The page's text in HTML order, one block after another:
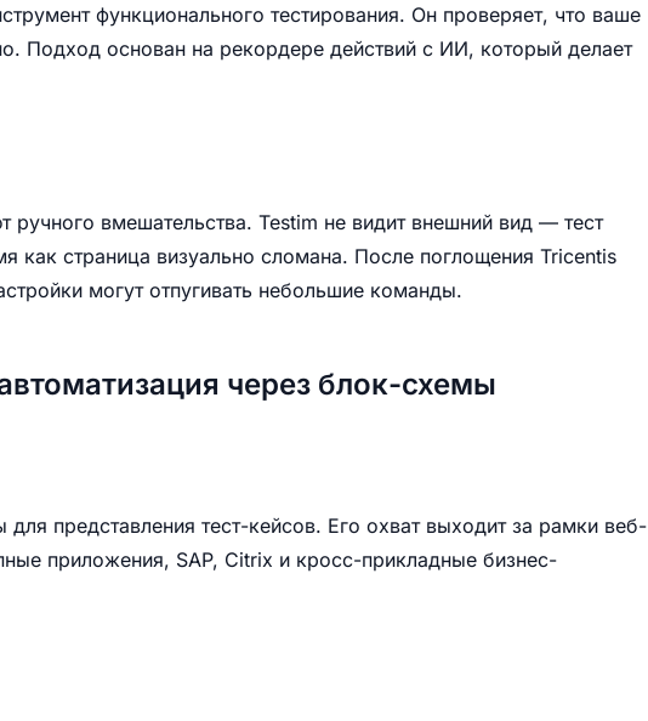
функционального тестирования. Он проверяет, что ваше
Подход основан на рекордере действий с ИИ, который делает
ручного вмешательства. Testim не видит внешний вид — тест
как страница визуально сломана. После поглощения Tricentis
могут отпугивать небольшие команды.
через блок-схемы
представления тест-кейсов. Его охват выходит за рамки веб-
приложения, SAP, Citrix и кросс-прикладные бизнес-